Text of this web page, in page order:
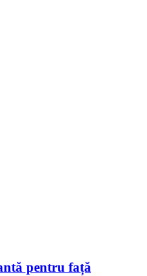
pentru față